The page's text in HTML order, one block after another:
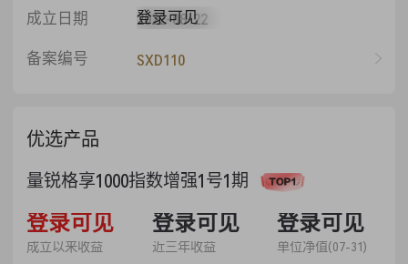
成立日期 2022-08-22
登录可见
备案编号 SXD110
优选产品
量锐格享1000指数增强1号1期
53.36%
成立以来收益
登录可见 52.84%
近三年收益
登录可见 1.5336
单位净值(07-31)
登录可见